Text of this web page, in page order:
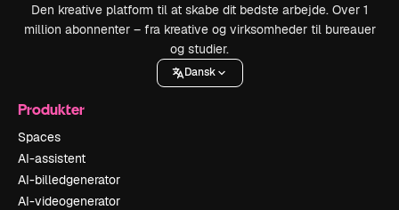
Den kreative platform til at skabe dit bedste arbejde. Over 1
million abonnenter – fra kreative og virksomheder til bureauer
og studier.
Dansk
Produkter
Spaces
AI-assistent
AI-billedgenerator
AI-videogenerator